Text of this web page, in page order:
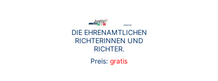
DIE EHRENAMTLICHEN
RICHTERINNEN UND
RICHTER.
Preis: gratis